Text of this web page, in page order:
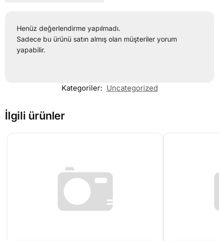
Henüz değerlendirme yapılmadı.
Sadece bu ürünü satın almış olan müşteriler yorum
yapabilir.
Kategoriler: Uncategorized
İlgili ürünler